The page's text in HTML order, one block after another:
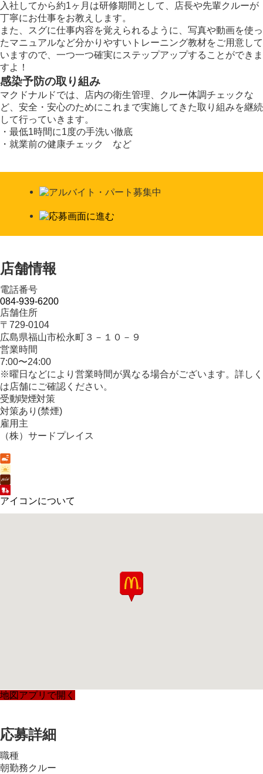
入社してから約1ヶ月は研修期間として、店長や先輩クルーが
丁寧にお仕事をお教えします。
また、スグに仕事内容を覚えられるように、写真や動画を使っ
たマニュアルなど分かりやすいトレーニング教材をご用意して
いますので、一つ一つ確実にステップアップすることができま
すよ！
感染予防の取り組み
マクドナルドでは、店内の衛生管理、クルー体調チェックな
ど、安全・安心のためにこれまで実施してきた取り組みを継続
して行っていきます。
・最低1時間に1度の手洗い徹底
・就業前の健康チェック など
店舗情報
電話番号
084-939-6200
店舗住所
〒729-0104
広島県福山市松永町３－１０－９
営業時間
7:00〜24:00
※曜日などにより営業時間が異なる場合がございます。詳しく
は店舗にご確認ください。
受動喫煙対策
対策あり(禁煙)
雇用主
（株）サードプレイス
アイコンについて
地図アプリで開く
応募詳細
職種
朝勤務クルー